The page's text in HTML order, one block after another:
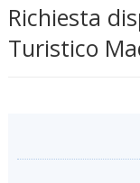
Richiesta
Turistico